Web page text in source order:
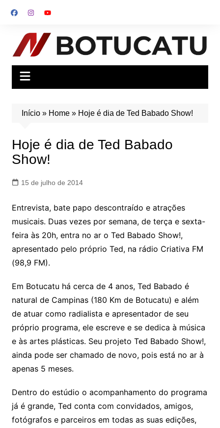
para
conteúdo
Início» Home» Hoje é dia de Ted Babado Show!
Hoje é dia de Ted Babado
Show!
15 de julho de 2014
Entrevista, bate papo descontraído e atrações
musicais. Duas vezes por semana, de terça e sexta-
feira às 20h, entra no ar o Ted Babado Show!,
apresentado pelo próprio Ted, na rádio Criativa FM
(98,9 FM).
Em Botucatu há cerca de 4 anos, Ted Babado é
natural de Campinas (180 Km de Botucatu) e além
de atuar como radialista e apresentador de seu
próprio programa, ele escreve e se dedica à música
e às artes plásticas. Seu projeto Ted Babado Show!,
ainda pode ser chamado de novo, pois está no ar à
apenas 5 meses.
Dentro do estúdio o acompanhamento do programa
já é grande, Ted conta com convidados, amigos,
fotógrafos e parceiros em todas as suas edições,